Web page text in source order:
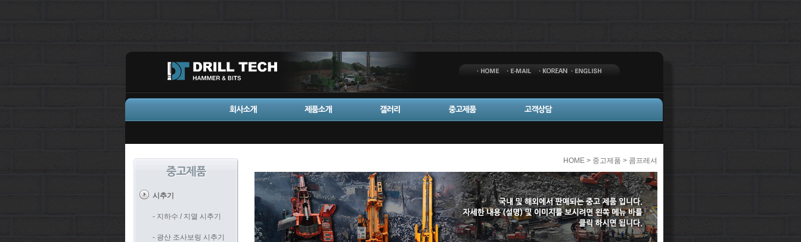
시추기
- 지하수 / 지열 시추기
- 광산 조사보링 시추기
HOME > 중고제품 > 콤프레셔